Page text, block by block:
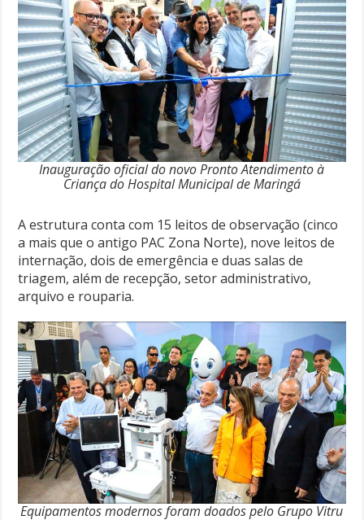
Inauguração oficial do novo Pronto Atendimento à
Criança do Hospital Municipal de Maringá
A estrutura conta com 15 leitos de observação (cinco
a mais que o antigo PAC Zona Norte), nove leitos de
internação, dois de emergência e duas salas de
triagem, além de recepção, setor administrativo,
arquivo e rouparia.
Equipamentos modernos foram doados pelo Grupo Vitru